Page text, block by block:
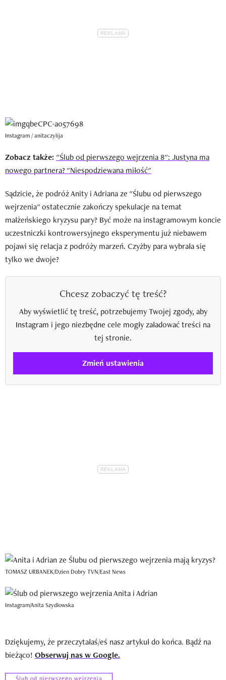
Instagram / anitaczylija
Zobacz także: "Ślub od pierwszego wejrzenia 8": Justyna ma
nowego partnera? "Niespodziewana miłość"
Sądzicie, że podróż Anity i Adriana ze "Ślubu od pierwszego
wejrzenia" ostatecznie zakończy spekulacje na temat
małżeńskiego kryzysu pary? Być może na instagramowym koncie
uczestniczki kontrowersyjnego eksperymentu już niebawem
pojawi się relacja z podróży marzeń. Czyżby para wybrała się
tylko we dwoje?
Chcesz zobaczyć tę treść?
Aby wyświetlić tę treść, potrzebujemy Twojej zgody, aby
Instagram i jego niezbędne cele mogły załadować treści na
tej stronie.
Zmień ustawienia
TOMASZ URBANEK/Dzien Dobry TVN/East News
Instagram/Anita Szydłowska
Dziękujemy, że przeczytałaś/eś nasz artykuł do końca. Bądź na
bieżąco! Obserwuj nas w Google.